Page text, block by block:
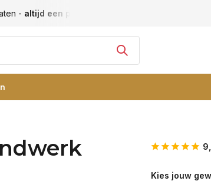
- altijd een passende maat
Kies jouw